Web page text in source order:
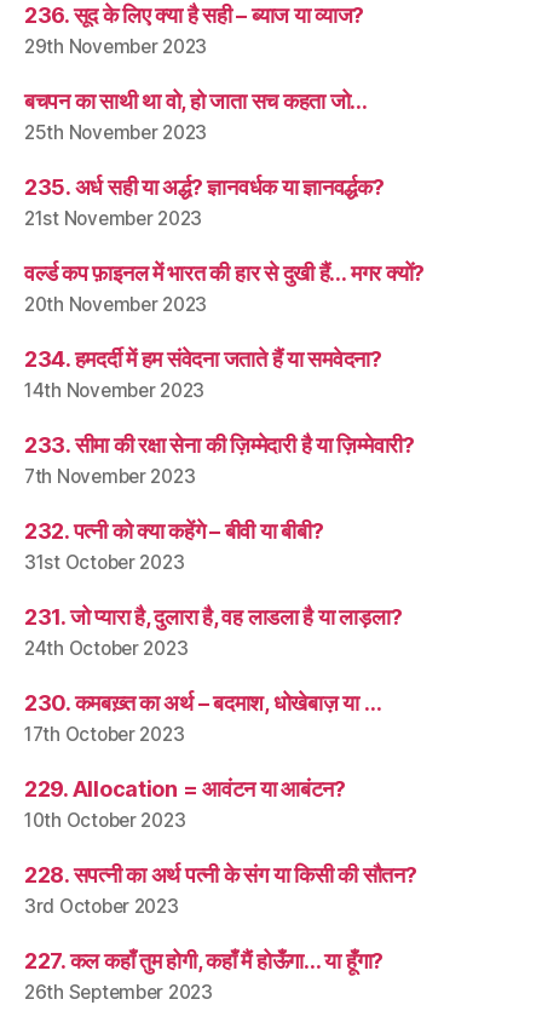
236. सूद के लिए क्या है सही – ब्याज या व्याज?
29th November 2023
बचपन का साथी था वो, हो जाता सच कहता जो…
25th November 2023
235. अर्ध सही या अर्द्ध? ज्ञानवर्धक या ज्ञानवर्द्धक?
21st November 2023
वर्ल्ड कप फ़ाइनल में भारत की हार से दुखी हैं… मगर क्यों?
20th November 2023
234. हमदर्दी में हम संवेदना जताते हैं या समवेदना?
14th November 2023
233. सीमा की रक्षा सेना की ज़िम्मेदारी है या ज़िम्मेवारी?
7th November 2023
232. पत्नी को क्या कहेंगे – बीवी या बीबी?
31st October 2023
231. जो प्यारा है, दुलारा है, वह लाडला है या लाड़ला?
24th October 2023
230. कमबख़्त का अर्थ – बदमाश, धोखेबाज़ या …
17th October 2023
229. Allocation = आवंटन या आबंटन?
10th October 2023
228. सपत्नी का अर्थ पत्नी के संग या किसी की सौतन?
3rd October 2023
227. कल कहाँ तुम होगी, कहाँ मैं होऊँगा… या हूँगा?
26th September 2023